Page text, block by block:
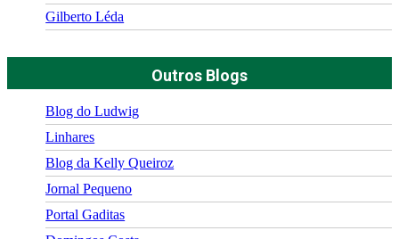
Gilberto Léda
Outros Blogs
Blog do Ludwig
Linhares
Blog da Kelly Queiroz
Jornal Pequeno
Portal Gaditas